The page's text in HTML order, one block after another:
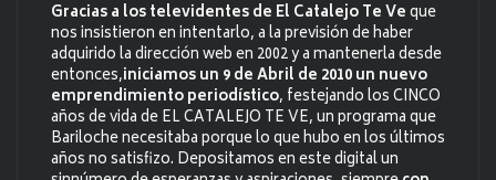
Gracias a los televidentes de El Catalejo Te Veque
nos insistieron en intentarlo, a la previsión de haber
adquirido la dirección web en 2002 y a mantenerla desde
entonces,iniciamos un 9 de Abril de 2010 un nuevo
emprendimiento periodístico, festejando los CINCO
años de vida de EL CATALEJO TE VE, un programa que
Bariloche necesitaba porque lo que hubo en los últimos
años no satisfizo. Depositamos en este digital un